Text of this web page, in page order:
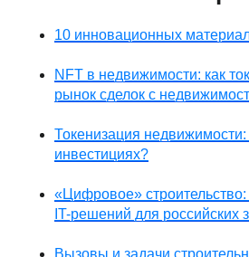
10 инновационных
NFT в недвижимости: как
рынок сделок с
Токенизация
инвестициях?
«Цифровое»
IT-решений для российских
Вызовы и задачи